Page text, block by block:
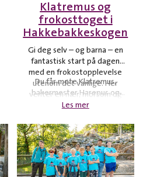
Klatremus og
frokosttoget i
Hakkebakkeskogen
Gi deg selv – og barna – en
fantastisk start på dagen
med en frokostopplevelse
utenom det vanlige. Her
venter en nær, morsom og
minnerik stund som setter
resten av dagen i Dyreparken.
Du får møte Klatremus,
bakermester Harepus og
Bakergutten – og nyte en
rundstykker, kaffe og
eplejuice, servert med sang,
smil og god stemning.
Les mer